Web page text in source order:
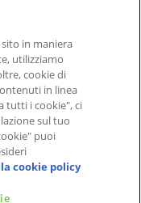
in maniera
utilizziamo
cookie di
in linea
tutti i cookie", ci
sul tuo
puoi
cookie policy